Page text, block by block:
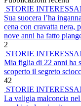
STORIE
Sua suocera l’ha
cena con cravatta nera,
nove anni ha fatto
2
STORIE
Mia figlia di 22 anni ha
scoperto il segreto
42
STORIE
La valigia malconcia